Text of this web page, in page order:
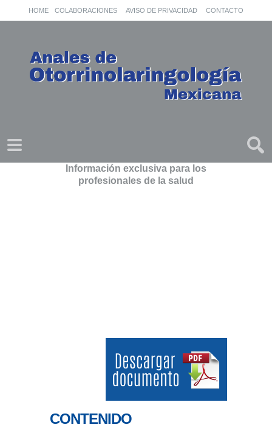
HOME COLABORACIONES AVISO DE PRIVACIDAD CONTACTO
Información exclusiva para los
profesionales de la salud
CONTENIDO